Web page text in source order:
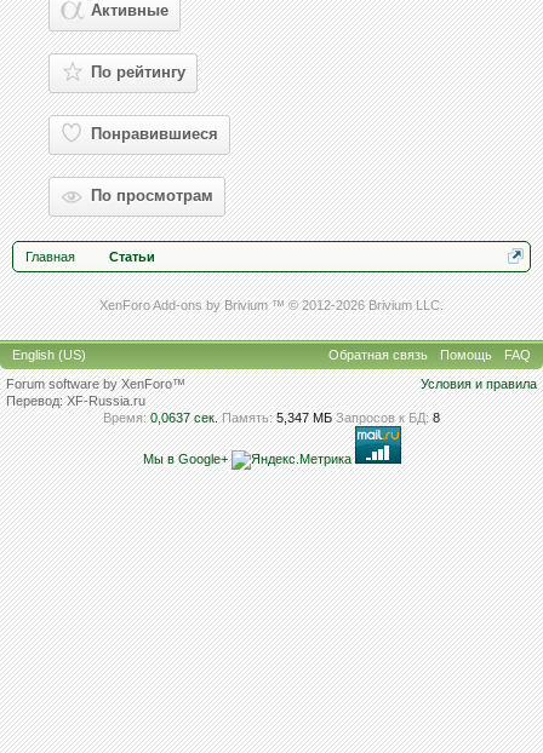
Активные
По рейтингу
Понравившиеся
По просмотрам
Главная Статьи
XenForo Add-ons by Brivium ™ © 2012-2026 Brivium LLC.
English (US) Обратная связь Помощь
FAQ
Условия и правила
Forum software by XenForo™
Перевод:XF-Russia.ru
Время: 0,0637 сек. Память: 5,347 МБ Запросов к БД: 8
Мы в Google+